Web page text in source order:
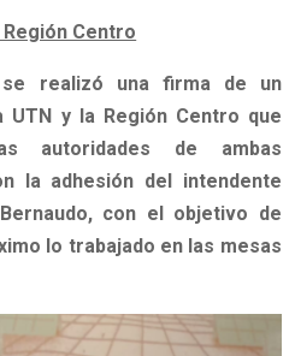
Centro
realizó una firma de un
y la Región Centro que
autoridades de ambas
la adhesión del intendente
con el objetivo de
lo trabajado en las mesas